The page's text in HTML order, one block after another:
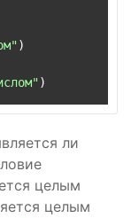
ли
целым
целым